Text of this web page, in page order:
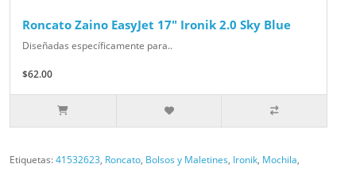
Roncato Zaino EasyJet 17" Ironik 2.0 Sky Blue
Diseñadas específicamente para..
$62.00
Etiquetas:41532623, Roncato, Bolsos y Maletines, Ironik, Mochila,